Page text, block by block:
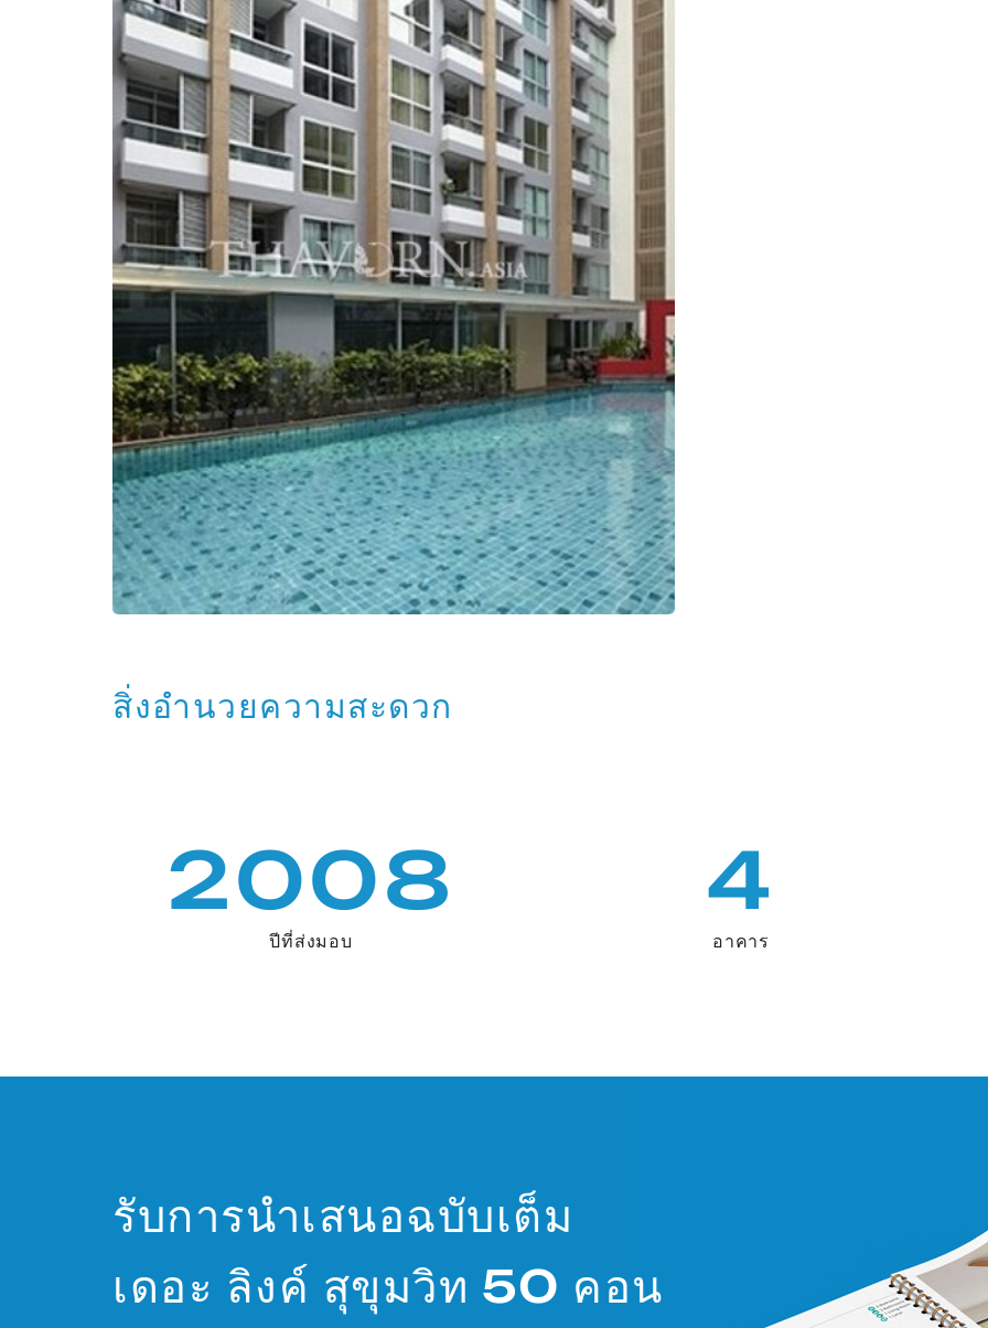
สิ่งอำนวยความสะดวก
2008
ปีที่ส่งมอบ
4
อาคาร
รับการนำเสนอฉบับเต็ม
เดอะ ลิงค์ สุขุมวิท 50 คอน